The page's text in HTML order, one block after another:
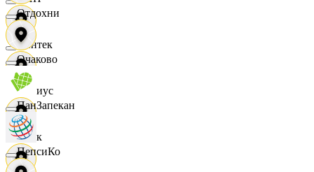
Синтек
Сириус
Смак
Отдохни
Очаково
ПанЗапекан
ПепсиКо